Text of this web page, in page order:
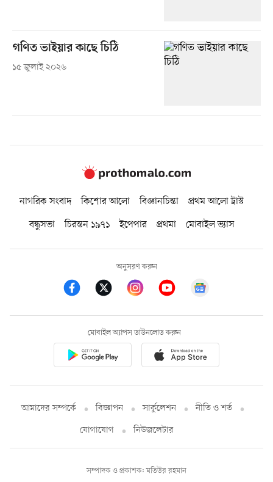
গণিত ভাইয়ার কাছে চিঠি
১৫ জুলাই ২০২৬
নাগরিক সংবাদ কিশোর আলো বিজ্ঞানচিন্তা
প্রথম আলো ট্রাস্ট
বন্ধুসভা
চিরন্তন ১৯৭১ ইপেপার প্রথমা মোবাইল ভ্যাস
অনুসরণ করুন
মোবাইল অ্যাপস ডাউনলোড করুন
আমাদের সম্পর্কে বিজ্ঞাপন সার্কুলেশন
নীতি ও শর্ত
যোগাযোগ
নিউজলেটার
সম্পাদক ও প্রকাশক: মতিউর রহমান